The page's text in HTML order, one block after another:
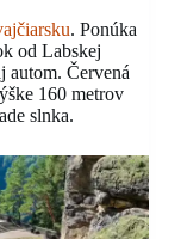
. Ponúka
od Labskej
autom. Červená
160 metrov
slnka.